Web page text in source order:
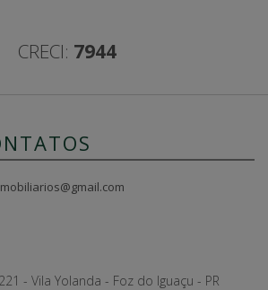
CRECI: 7944
- Vila Yolanda - Foz do Iguaçu - PR